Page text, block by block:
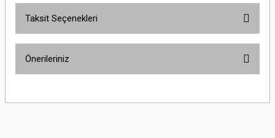
Taksit Seçenekleri
Önerileriniz
yetersiz gördüğünüz noktaları öneri formunu kullanarak tarafımıza